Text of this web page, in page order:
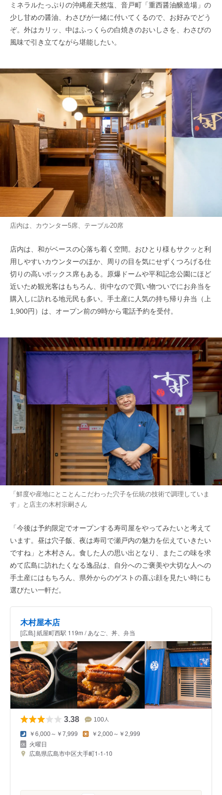
ミネラルたっぷりの沖縄産天然塩、音戸町「重西醤油醸造場」の
少し甘めの醤油、わさびが一緒に付いてくるので、お好みでどう
ぞ。外はカリッ、中はふっくらの白焼きのおいしさを、わさびの
風味で引き立てながら堪能したい。
店内は、カウンター5席、テーブル20席
店内は、和がベースの心落ち着く空間。おひとり様もサクッと利
用しやすいカウンターのほか、周りの目を気にせずくつろげる仕
切りの高いボックス席もある。原爆ドームや平和記念公園にほど
近いため観光客はもちろん、街中なので買い物ついでにお弁当を
購入しに訪れる地元民も多い。手土産に人気の持ち帰り弁当（上
1,900円）は、オープン前の9時から電話予約を受付。
「鮮度や産地にとことんこだわった穴子を伝統の技術で調理していま
す」と店主の木村宗嗣さん
「今後は予約限定でオープンする寿司屋をやってみたいと考えて
います。昼は穴子飯、夜は寿司で瀬戸内の魅力を伝えていきたい
ですね」と木村さん。食した人の思い出となり、またこの味を求
めて広島に訪れたくなる逸品は、自分へのご褒美や大切な人への
手土産にはもちろん、県外からのゲストの喜ぶ顔を見たい時にも
選びたい一軒だ。
木村屋本店
[広島] 紙屋町西駅 119m / あなご、丼、弁当
3.38 100 人
￥6,000～￥7,999 ￥2,000～￥2,999
火曜日
広島県広島市中区大手町1-1-10